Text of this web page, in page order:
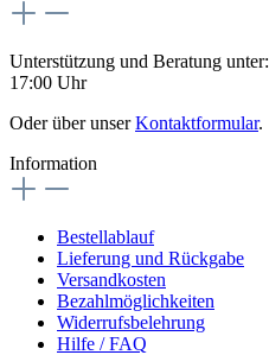
Unterstützung und Beratung unter:
17:00 Uhr
Oder über unserKontaktformular.
Information
Bestellablauf
Lieferung und Rückgabe
Versandkosten
Bezahlmöglichkeiten
Widerrufsbelehrung
Hilfe / FAQ